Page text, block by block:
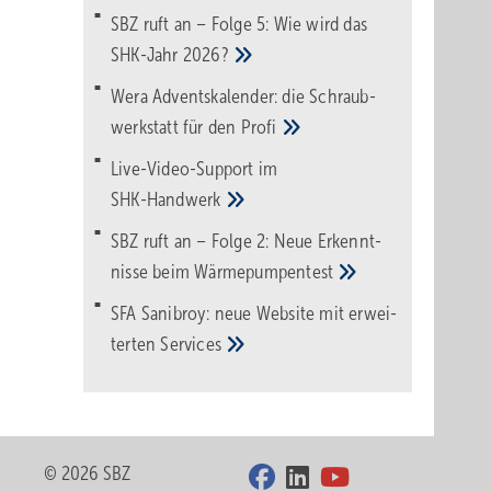
SBZ ruft an – Folge 5: Wie wird das
SHK-Jahr 2026?
Wera Adventskalender: die Schraub­
werk­statt für den Pro­fi
Live-Video-Support im
SHK-Handwerk
SBZ ruft an – Folge 2: Neue Erkennt­
nisse beimWärme­pumpen­test
SFA Sanibroy: neue Web­site mit erwei­
tertenServices
© 2026 SBZ